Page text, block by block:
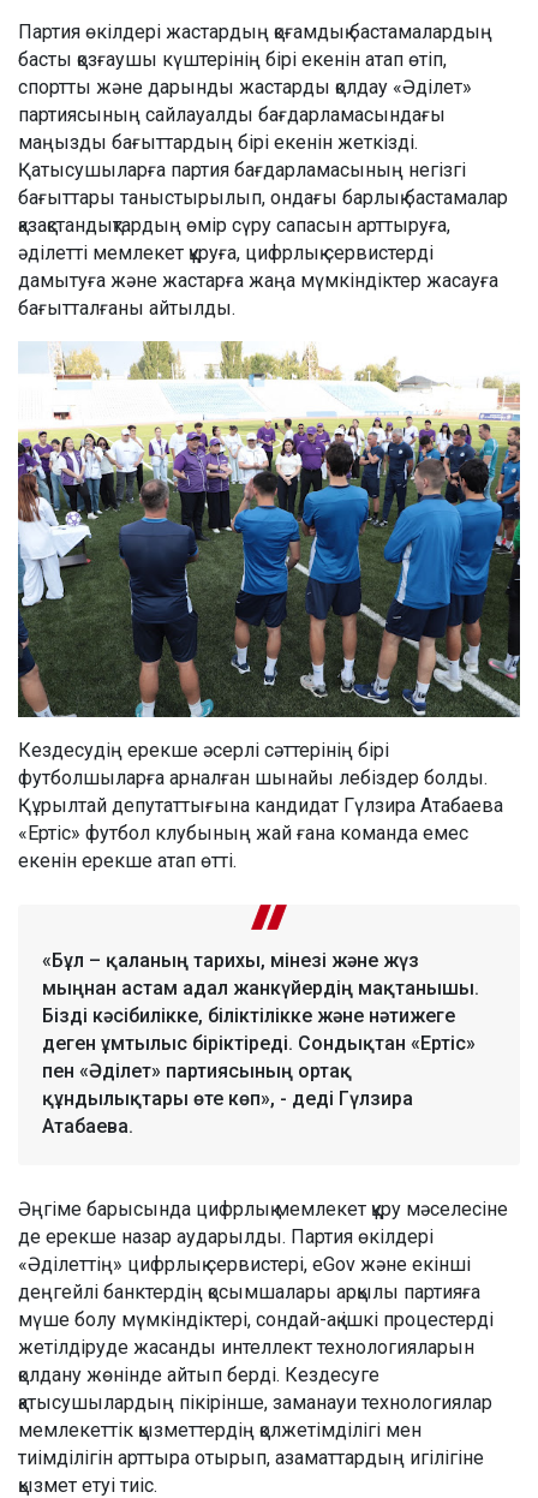
Партия өкілдері жастардың қоғамдық бастамалардың
басты қозғаушы күштерінің бірі екенін атап өтіп,
спортты және дарынды жастарды қолдау «Әділет»
партиясының сайлауалды бағдарламасындағы
маңызды бағыттардың бірі екенін жеткізді.
Қатысушыларға партия бағдарламасының негізгі
бағыттары таныстырылып, ондағы барлық бастамалар
қазақстандықтардың өмір сүру сапасын арттыруға,
әділетті мемлекет құруға, цифрлық сервистерді
дамытуға және жастарға жаңа мүмкіндіктер жасауға
бағытталғаны айтылды.
Кездесудің ерекше әсерлі сәттерінің бірі
футболшыларға арналған шынайы лебіздер болды.
Құрылтай депутаттығына кандидат Гүлзира Атабаева
«Ертіс» футбол клубының жай ғана команда емес
екенін ерекше атап өтті.
«Бұл – қаланың тарихы, мінезі және жүз
мыңнан астам адал жанкүйердің мақтанышы.
Бізді кәсібилікке, біліктілікке және нәтижеге
деген ұмтылыс біріктіреді. Сондықтан «Ертіс»
пен «Әділет» партиясының ортақ
құндылықтары өте көп», - деді Гүлзира
Атабаева.
Әңгіме барысында цифрлық мемлекет құру мәселесіне
де ерекше назар аударылды. Партия өкілдері
«Әділеттің» цифрлық сервистері, eGov және екінші
деңгейлі банктердің қосымшалары арқылы партияға
мүше болу мүмкіндіктері, сондай-ақ ішкі процестерді
жетілдіруде жасанды интеллект технологияларын
қолдану жөнінде айтып берді. Кездесуге
қатысушылардың пікірінше, заманауи технологиялар
мемлекеттік қызметтердің қолжетімділігі мен
тиімділігін арттыра отырып, азаматтардың игілігіне
қызмет етуі тиіс.